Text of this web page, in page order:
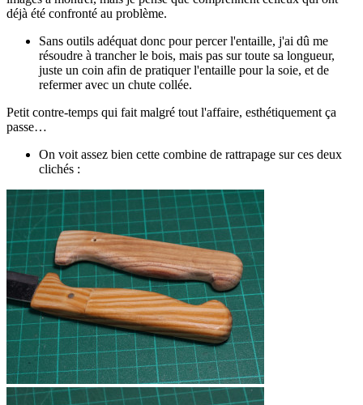
déjà été confronté au problème.
Sans outils adéquat donc pour percer l'entaille, j'ai dû me
résoudre à trancher le bois, mais pas sur toute sa longueur,
juste un coin afin de pratiquer l'entaille pour la soie, et de
refermer avec un chute collée.
Petit contre-temps qui fait malgré tout l'affaire, esthétiquement ça
passe…
On voit assez bien cette combine de rattrapage sur ces deux
clichés :